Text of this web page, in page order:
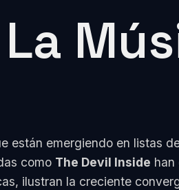
están emergiendo en listas
como The Devil Inside han
ilustran la creciente